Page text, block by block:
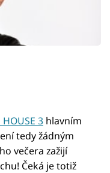
HOUSE 3 hlavním
tedy žádným
večera zažijí
Čeká je totiž